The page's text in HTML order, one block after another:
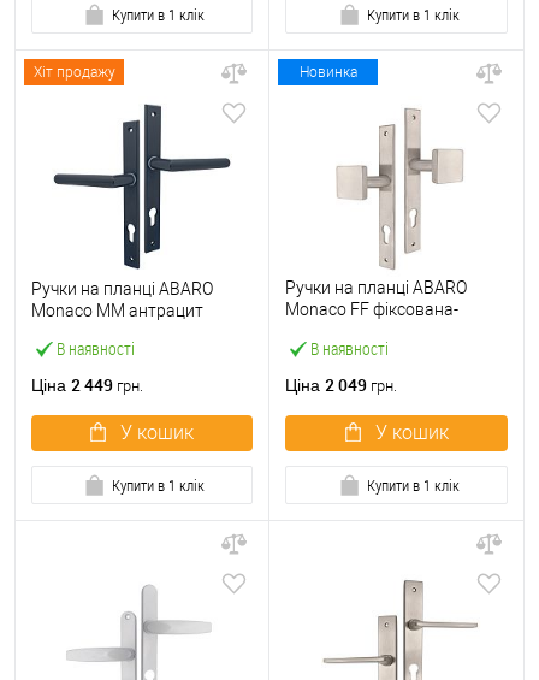
Купити в 1 клік Купити в 1 клік
Хіт продажу
В наявності
Ручки на планці ABARO
Monaco MM антрацит
Ціна 2 449 грн.
У кошик
Купити в 1 клік
Новинка
В наявності
Ручки на планці ABARO
Monaco FF фіксована-
сталь
Ціна 2 049 грн.
У кошик
Купити в 1 клік